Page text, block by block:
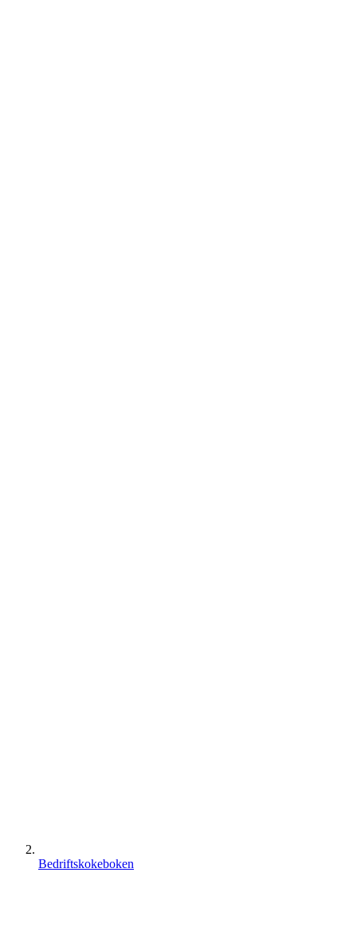
Bedriftskokeboken